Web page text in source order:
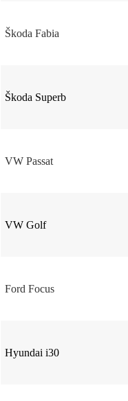
Škoda Fabia
Škoda Superb
VW Passat
VW Golf
Ford Focus
Hyundai i30